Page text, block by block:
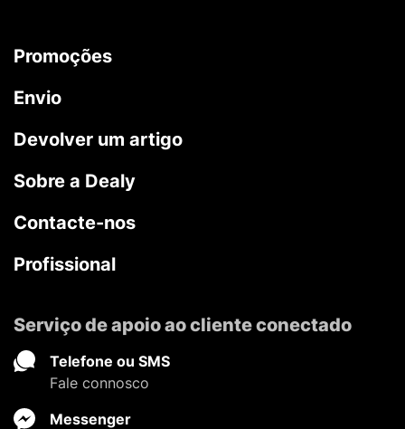
Promoções
Envio
Devolver um artigo
Sobre a Dealy
Contacte-nos
Profissional
Serviço de apoio ao cliente conectado
Telefone ou SMS
Fale connosco
Messenger